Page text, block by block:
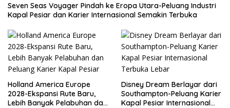
Seven Seas Voyager Pindah ke Eropa Utara-Peluang Industri
Kapal Pesiar dan Karier Internasional Semakin Terbuka
Holland America Europe
2028-Ekspansi Rute Baru,
Lebih Banyak Pelabuhan dan
Disney Dream Berlayar dari
Southampton-Peluang Karier
Kapal Pesiar Internasional